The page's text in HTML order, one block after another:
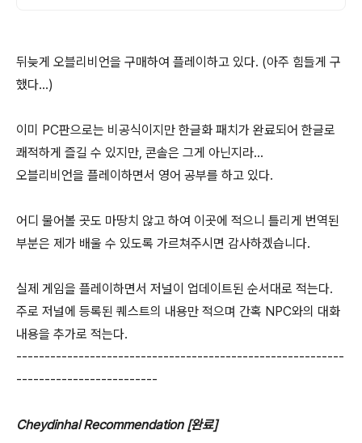
뒤늦게 오블리비언을 구매하여 플레이하고 있다. (아주 힘들게 구
했다...)
이미 PC판으로는 비공식이지만 한글화 패치가 완료되어 한글로
쾌적하게 즐길 수 있지만, 콘솔은 그게 아닌지라...
오블리비언을 플레이하면서 영어 공부를 하고 있다.
어디 물어볼 곳도 마땅치 않고 하여 이곳에 적으니 틀리게 번역된
부분은 제가 배울 수 있도록 가르쳐주시면 감사하겠습니다.
실제 게임을 플레이하면서 저널이 업데이트된 순서대로 적는다.
주로 저널에 등록된 퀘스트의 내용만 적으며 간혹 NPC와의 대화
내용을 추가로 적는다.
----------------------------------------------------------
-------------------------
Cheydinhal Recommendation [완료]